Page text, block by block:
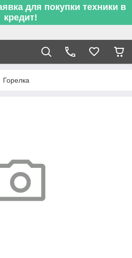
для покупки техники в
кредит!
Горелка